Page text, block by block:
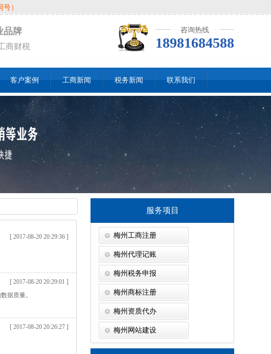
）
咨询热线
18981684588
品牌
商财税
客户案例 工商新闻 税务新闻 联系我们
[ 2017-08-20 20:29:36 ]
[ 2017-08-20 20:29:01 ]
据质量。
[ 2017-08-20 20:26:27 ]
服务项目
梅州工商注册
梅州代理记账
梅州税务申报
梅州商标注册
梅州资质代办
梅州网站建设